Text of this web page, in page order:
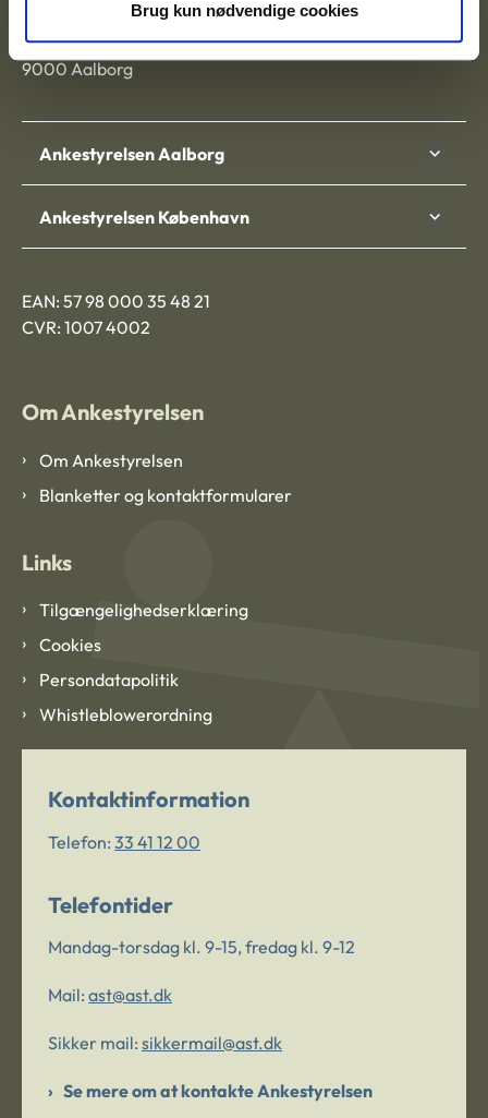
Brug kun nødvendige cookies
Nytorv 7, 2. sal
9000 Aalborg
Ankestyrelsen Aalborg
Ankestyrelsen København
EAN: 57 98 000 35 48 21
CVR: 1007 4002
Om Ankestyrelsen
Om Ankestyrelsen
Blanketter og kontaktformularer
Links
Tilgængelighedserklæring
Cookies
Persondatapolitik
Whistleblowerordning
Kontaktinformation
Telefon: 33 41 12 00
Telefontider
Mandag-torsdag kl. 9-15, fredag kl. 9-12
Mail: ast@ast.dk
Sikker mail: sikkermail@ast.dk
Se mere om at kontakte Ankestyrelsen